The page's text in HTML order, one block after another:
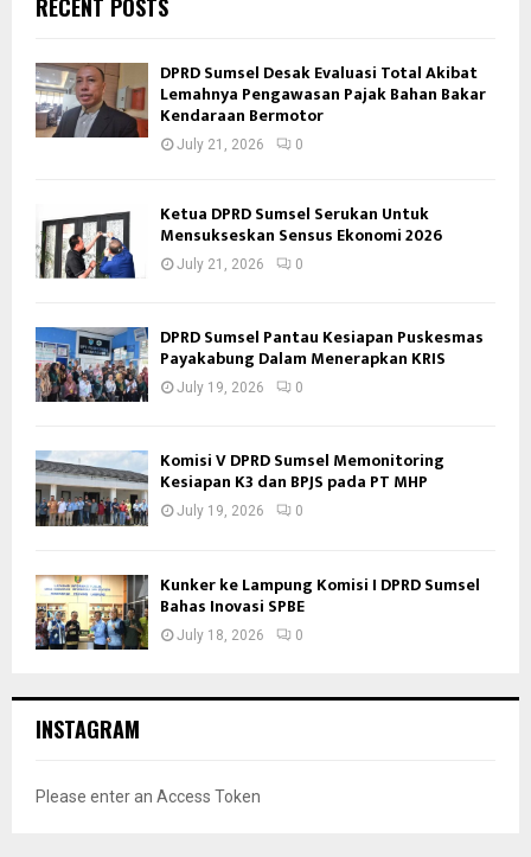
RECENT POSTS
DPRD Sumsel Desak Evaluasi Total Akibat
Lemahnya Pengawasan Pajak Bahan Bakar
Kendaraan Bermotor
July 21, 2026 0
Ketua DPRD Sumsel Serukan Untuk
Mensukseskan Sensus Ekonomi 2026
July 21, 2026 0
DPRD Sumsel Pantau Kesiapan Puskesmas
Payakabung Dalam Menerapkan KRIS
July 19, 2026 0
Komisi V DPRD Sumsel Memonitoring
Kesiapan K3 dan BPJS pada PT MHP
July 19, 2026 0
Kunker ke Lampung Komisi I DPRD Sumsel
Bahas Inovasi SPBE
July 18, 2026 0
INSTAGRAM
Please enter an Access Token